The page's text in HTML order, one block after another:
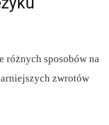
różnych sposobów na
zwrotów